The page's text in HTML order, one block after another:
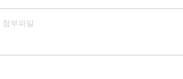
첨부파일